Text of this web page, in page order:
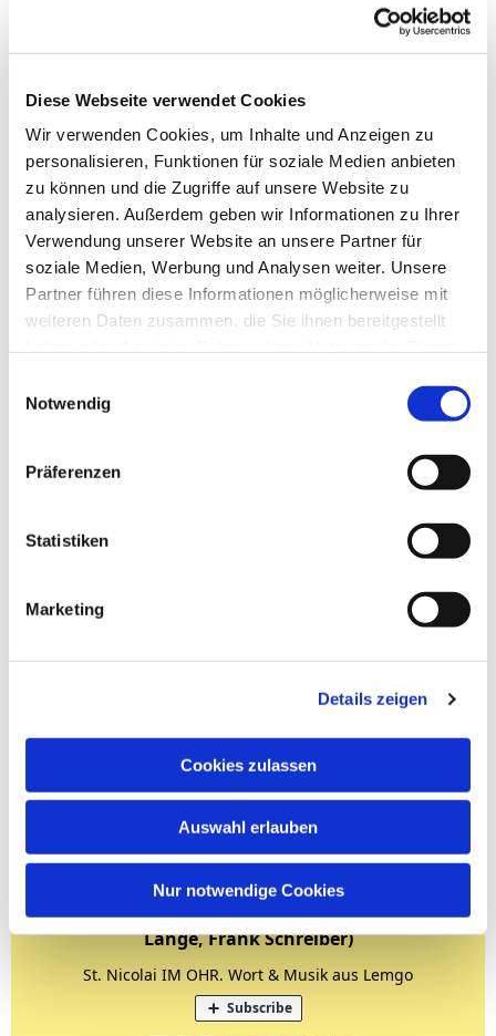
Diese Webseite verwendet Cookies
Wir verwenden Cookies, um Inhalte und Anzeigen zu
personalisieren, Funktionen für soziale Medien anbieten
zu können und die Zugriffe auf unsere Website zu
analysieren. Außerdem geben wir Informationen zu Ihrer
Verwendung unserer Website an unsere Partner für
soziale Medien, Werbung und Analysen weiter. Unsere
Partner führen diese Informationen möglicherweise mit
weiteren Daten zusammen, die Sie ihnen bereitgestellt
Notwendig
Präferenzen
Statistiken
Marketing
Details zeigen
Cookies zulassen
Auswahl erlauben
Nur notwendige Cookies
Dies könnte Sie auch
interessieren